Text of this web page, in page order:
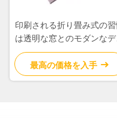
印刷される折り畳み式の
は透明な窓とのモダンなデ
インを囲みます
最高の価格を入手